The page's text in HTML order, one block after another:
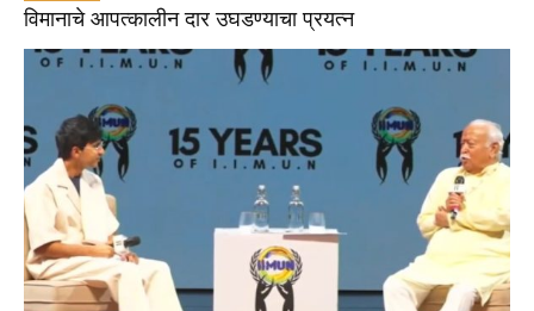
विमानाचे आपत्कालीन दार उघडण्याचा प्रयत्न